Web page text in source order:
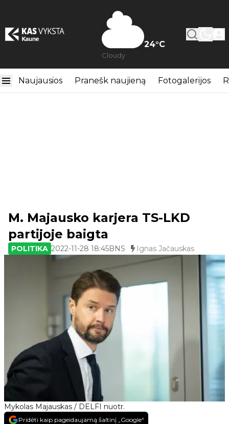
24°C
Cloudy
Naujausios Pranešk naujieną Fotogalerijos
Mykolas Majauskas / DELFI nuotr.
M. Majausko karjera TS-LKD
partijoje baigta
POLITIKA 2022-11-28 18:45BNS Ignas Jačauskas
Pridėti kaip pageidaujamą šaltinį „Google“